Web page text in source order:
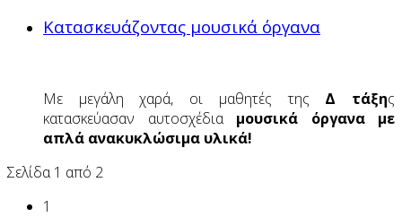
Κατασκευάζοντας μουσικά όργανα
Με μεγάλη χαρά, οι μαθητές της Δ τάξης
κατασκεύασαν αυτοσχέδια μουσικά όργανα με
απλά ανακυκλώσιμα υλικά!
Σελίδα 1 από 2
1